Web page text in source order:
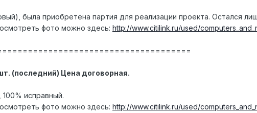
была приобретена партия для реализации проекта. Остался
фото можно здесь: http://www.citilink.ru/used/
(последний) Цена договорная.
исправный.
фото можно здесь: http://www.citilink.ru/used/